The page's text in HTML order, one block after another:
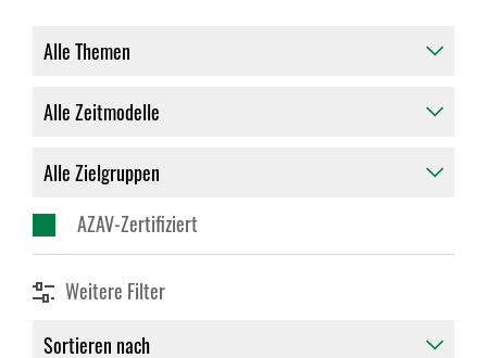
AZAV-Zertifiziert
Weitere Filter